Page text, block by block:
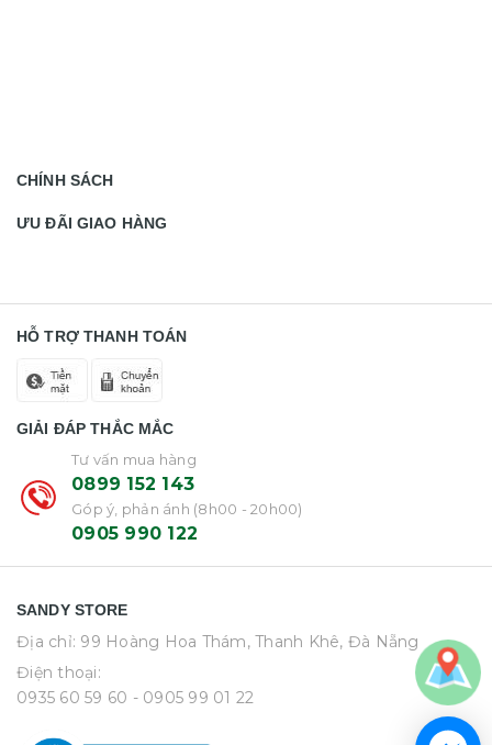
CHÍNH SÁCH
ƯU ĐÃI GIAO HÀNG
HỖ TRỢ THANH TOÁN
GIẢI ĐÁP THẮC MẮC
Tư vấn mua hàng
0899 152 143
Góp ý, phản ánh (8h00 - 20h00)
0905 990 122
SANDY STORE
Địa chỉ: 99 Hoàng Hoa Thám, Thanh Khê, Đà Nẵng
Điện thoại:
0935 60 59 60 - 0905 99 01 22